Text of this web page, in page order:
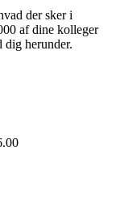
der sker i
af dine kolleger
dig herunder.